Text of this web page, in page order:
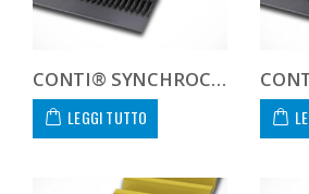
CONTI® SYNCHROCHAIN CARBON CTD 14M 1260 68 C
LEGGI TUTTO